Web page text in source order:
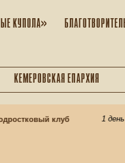
КУПОЛА»
КЕМЕРОВСКАЯ ЕПАРХИЯ
клуб 1 день